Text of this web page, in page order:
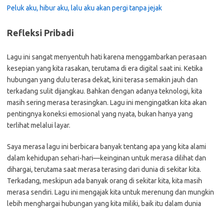
Peluk aku, hibur aku, lalu aku akan pergi tanpa jejak
Refleksi Pribadi
Lagu ini sangat menyentuh hati karena menggambarkan perasaan
kesepian yang kita rasakan, terutama di era digital saat ini. Ketika
hubungan yang dulu terasa dekat, kini terasa semakin jauh dan
terkadang sulit dijangkau. Bahkan dengan adanya teknologi, kita
masih sering merasa terasingkan. Lagu ini mengingatkan kita akan
pentingnya koneksi emosional yang nyata, bukan hanya yang
terlihat melalui layar.
Saya merasa lagu ini berbicara banyak tentang apa yang kita alami
dalam kehidupan sehari-hari—keinginan untuk merasa dilihat dan
dihargai, terutama saat merasa terasing dari dunia di sekitar kita.
Terkadang, meskipun ada banyak orang di sekitar kita, kita masih
merasa sendiri. Lagu ini mengajak kita untuk merenung dan mungkin
lebih menghargai hubungan yang kita miliki, baik itu dalam dunia